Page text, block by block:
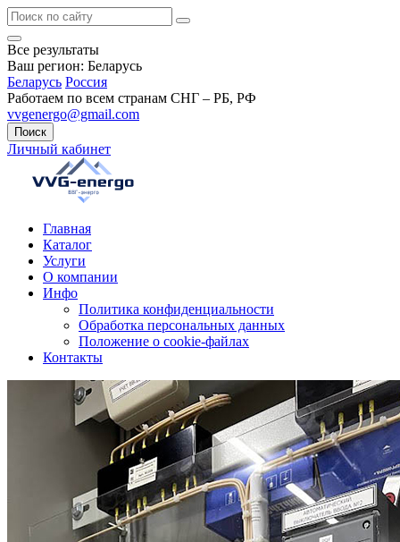
Все результаты
Ваш регион: Беларусь
Беларусь Россия
Работаем по всем странам СНГ – РБ, РФ
vvgenergo@gmail.com
Поиск
Личный кабинет
Главная
Каталог
Услуги
О компании
Инфо
Политика конфиденциальности
Обработка персональных данных
Положение о cookie-файлах
Контакты